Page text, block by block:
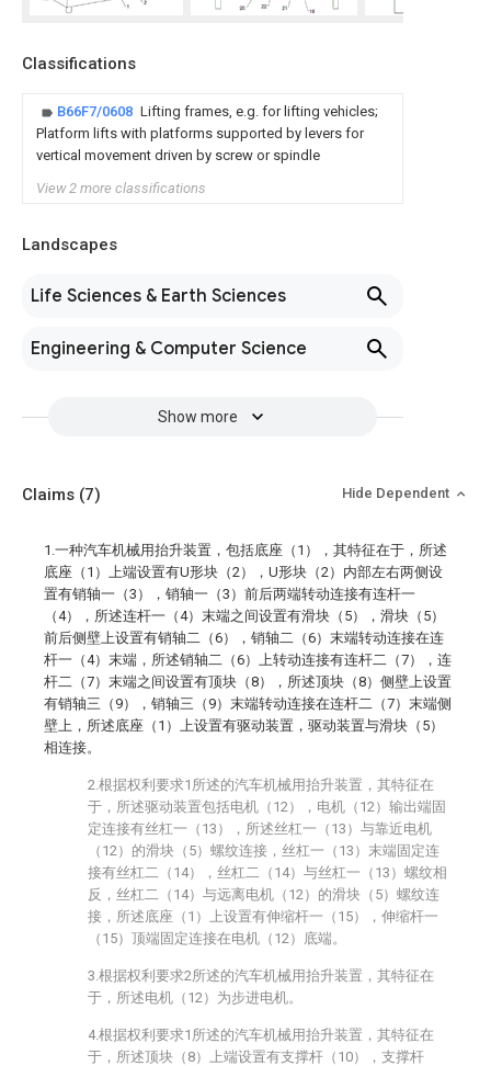
Classifications
B66F7/0608 Lifting frames, e.g. for lifting vehicles;
Platform lifts with platforms supported by levers for
vertical movement driven by screw or spindle
View 2 more classifications
Landscapes
Life Sciences & Earth Sciences
Engineering & Computer Science
Show more
Claims (7) Hide Dependent
1.一种汽车机械用抬升装置，包括底座（1），其特征在于，所述
底座（1）上端设置有U形块（2），U形块（2）内部左右两侧设
置有销轴一（3），销轴一（3）前后两端转动连接有连杆一
（4），所述连杆一（4）末端之间设置有滑块（5），滑块（5）
前后侧壁上设置有销轴二（6），销轴二（6）末端转动连接在连
杆一（4）末端，所述销轴二（6）上转动连接有连杆二（7），连
杆二（7）末端之间设置有顶块（8），所述顶块（8）侧壁上设置
有销轴三（9），销轴三（9）末端转动连接在连杆二（7）末端侧
壁上，所述底座（1）上设置有驱动装置，驱动装置与滑块（5）
相连接。
2.根据权利要求1所述的汽车机械用抬升装置，其特征在
于，所述驱动装置包括电机（12），电机（12）输出端固
定连接有丝杠一（13），所述丝杠一（13）与靠近电机
（12）的滑块（5）螺纹连接，丝杠一（13）末端固定连
接有丝杠二（14），丝杠二（14）与丝杠一（13）螺纹相
反，丝杠二（14）与远离电机（12）的滑块（5）螺纹连
接，所述底座（1）上设置有伸缩杆一（15），伸缩杆一
（15）顶端固定连接在电机（12）底端。
3.根据权利要求2所述的汽车机械用抬升装置，其特征在
于，所述电机（12）为步进电机。
4.根据权利要求1所述的汽车机械用抬升装置，其特征在
于，所述顶块（8）上端设置有支撑杆（10），支撑杆